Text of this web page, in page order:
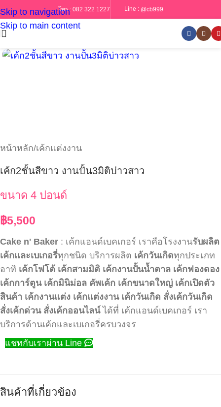
Skip to navigation
Skip to main content
โทร : 082 322 1227 Line : @cb999
หน้าหลัก/เค้กแต่งงาน
เค้ก2ชั้นสีขาว งานปั้น3มิติบ่าวสาว
ขนาด 4 ปอนด์
฿5,500
Cake n' Baker : เค้กแอนด์เบคเกอร์ เราคือโรงงานรับผลิต
เค้กและเบเกอรี่ทุกชนิด บริการผลิต เค้กวันเกิดทุกประเภท
อาทิ เค้กโฟโต้ เค้กสามมิติ เค้กงานปั้นน้ำตาล เค้กฟองดอง
เค้กการ์ตูน เค้กมินิม่อล คัพเค้ก เค้กขนาดใหญ่ เค้กเปิดตัว
สินค้า เค้กงานแต่ง เค้กแต่งงาน เค้กวันเกิด สั่งเค้กวันเกิด
สั่งเค้กด่วน สั่งเค้กออนไลน์ได้ที่ เค้กแอนด์เบคเกอร์ เรา
บริการด้านเค้กและเบเกอรี่ครบวงจร
แชทกับเราผ่าน Line
สินค้าที่เกี่ยวข้อง